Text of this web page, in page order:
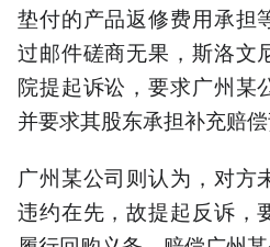
垫付的产品返修费用承担
过邮件磋商无果，斯洛文
院提起诉讼，要求广州某
并要求其股东承担补充赔偿
广州某公司则认为，对方
违约在先，故提起反诉，